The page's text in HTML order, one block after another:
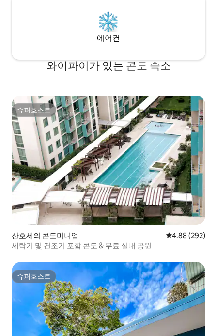
에어컨
와이파이가 있는 콘도 숙소
슈퍼호스트
슈퍼호스트
산호세의 콘도미니엄 평점 4.88점(5
4.88 (292)
세탁기 및 건조기 포함 콘도 & 무료 실내 공원
슈퍼호스트
슈퍼호스트